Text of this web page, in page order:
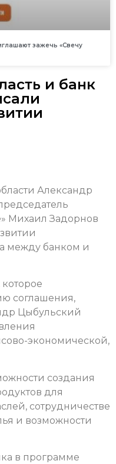
зажечь «Свечу
и банк
Александр
Михаил Задорнов
между банком и
соглашения,
Цыбульский
экономической,
создания
для
сотрудничестве
и возможности
в программе